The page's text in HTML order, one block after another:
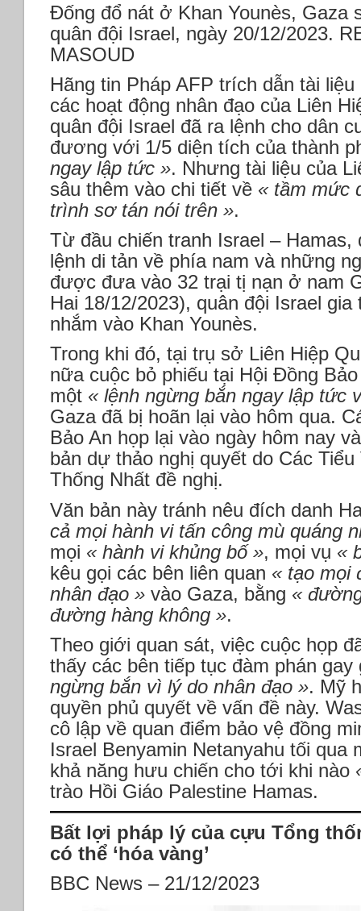
Đống đổ nát ở Khan Younès, Gaza
quân đội Israel, ngày 20/12/2023.
MASOUD
Hãng tin Pháp AFP trích dẫn tài
các hoạt động nhân đạo của Liên
quân đội Israel đã ra lệnh cho dân
đương với 1/5 diện tích của thành
ngay lập tức ». Nhưng tài liệu của
sâu thêm vào chi tiết về « tầm mức
trình sơ tán nói trên ».
Từ đầu chiến tranh Israel –
lệnh di tản về phía nam và những
được đưa vào 32 trại tị nạn ở nam
Hai 18/12/2023), quân đội Israel
nhắm vào Khan Younès.
Trong khi đó, tại trụ sở Liên Hiệp
nữa cuộc bỏ phiếu tại Hội Đồng
một « lệnh ngừng bắn ngay lập tức
Gaza đã bị hoãn lại vào hôm qua.
Bảo An họp lại vào ngày hôm nay
bản dự thảo nghị quyết do Các
Thống Nhất đề nghị.
Văn bản này tránh nêu đích danh
cả mọi hành vi tấn công mù quáng
mọi « hành vi khủng bố », mọi vụ «
kêu gọi các bên liên quan « tạo mọi
nhân đạo » vào Gaza, bằng «
đường hàng không ».
Theo giới quan sát, việc cuộc họp
thấy các bên tiếp tục đàm phán
ngừng bắn vì lý do nhân đạo ». Mỹ
quyền phủ quyết về vấn đề này.
cô lập về quan điểm bảo vệ đồng
Israel Benyamin Netanyahu tối qua
khả năng hưu chiến cho tới khi nào
trào Hồi Giáo Palestine Hamas.
Bất lợi pháp lý của cựu Tổng
có thể ‘hóa vàng’
BBC News – 21/12/2023